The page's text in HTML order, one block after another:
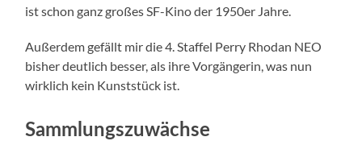
ist schon ganz großes SF-Kino der 1950er Jahre.
Außerdem gefällt mir die 4. Staffel Perry Rhodan NEO
bisher deutlich besser, als ihre Vorgängerin, was nun
wirklich kein Kunststück ist.
Sammlungszuwächse